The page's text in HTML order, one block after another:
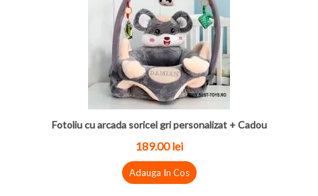
Fotoliu cu arcada soricel gri personalizat + Cadou
189.00 lei
Adauga In Cos